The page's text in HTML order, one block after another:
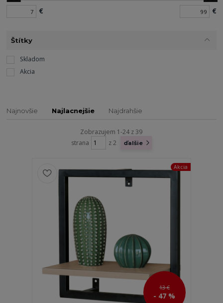
€ €
Štítky
Skladom
Akcia
Najnovšie Najlacnejšie Najdrahšie
Zobrazujem 1-24 z 39
strana
z 2 ďalšie
Akcia
13 €
- 47 %